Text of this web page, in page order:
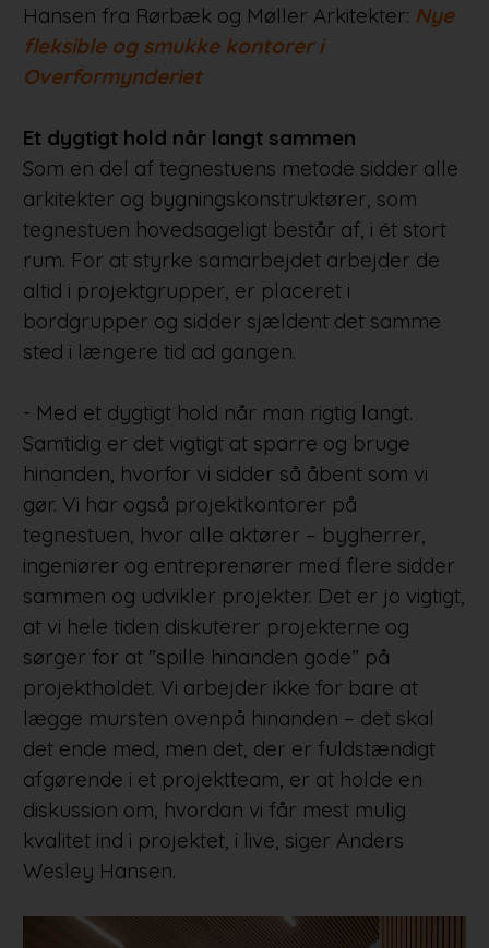
Hansen fra Rørbæk og Møller Arkitekter: Nye
fleksible og smukke kontorer i
Overformynderiet
Et dygtigt hold når langt sammen
Som en del af tegnestuens metode sidder alle
arkitekter og bygningskonstruktører, som
tegnestuen hovedsageligt består af, i ét stort
rum. For at styrke samarbejdet arbejder de
altid i projektgrupper, er placeret i
bordgrupper og sidder sjældent det samme
sted i længere tid ad gangen.
- Med et dygtigt hold når man rigtig langt.
Samtidig er det vigtigt at sparre og bruge
hinanden, hvorfor vi sidder så åbent som vi
gør. Vi har også projektkontorer på
tegnestuen, hvor alle aktører – bygherrer,
ingeniører og entreprenører med flere sidder
sammen og udvikler projekter. Det er jo vigtigt,
at vi hele tiden diskuterer projekterne og
sørger for at ”spille hinanden gode” på
projektholdet. Vi arbejder ikke for bare at
lægge mursten ovenpå hinanden – det skal
det ende med, men det, der er fuldstændigt
afgørende i et projektteam, er at holde en
diskussion om, hvordan vi får mest mulig
kvalitet ind i projektet, i live, siger Anders
Wesley Hansen.